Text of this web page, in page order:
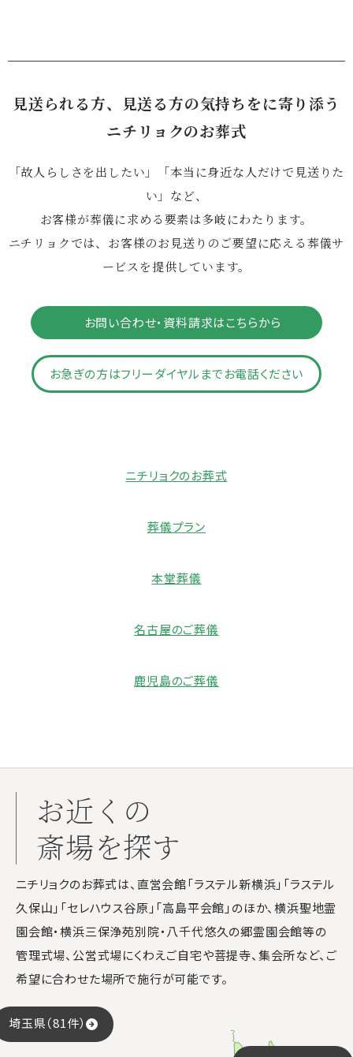
見送られる方、見送る方の気持ちをに寄り添う
ニチリョクのお葬式
「故人らしさを出したい」「本当に身近な人だけで見送りた
い」など、
お客様が葬儀に求める要素は多岐にわたります。
ニチリョクでは、お客様のお見送りのご要望に応える葬儀サ
ービスを提供しています。
お問い合わせ・資料請求はこちらから
お急ぎの方はフリーダイヤルまでお電話ください
ニチリョクのお葬式
葬儀プラン
本堂葬儀
名古屋のご葬儀
鹿児島のご葬儀
お近くの
斎場を探す
ニチリョクのお葬式は、直営会館「ラステル新横浜」「ラステル
久保山」「セレハウス谷原」「高島平会館」のほか、横浜聖地霊
園会館・横浜三保浄苑別院・八千代悠久の郷霊園会館等の
管理式場、公営式場にくわえご自宅や菩提寺、集会所など、ご
希望に合わせた場所で施行が可能です。
埼玉県（81件）